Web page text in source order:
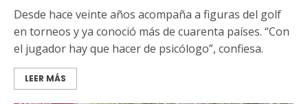
Desde hace veinte años acompaña a figuras del golf
en torneos y ya conoció más de cuarenta países. “Con
el jugador hay que hacer de psicólogo”, confiesa.
LEER MÁS